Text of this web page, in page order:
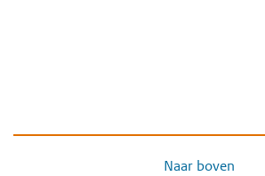
Naar boven